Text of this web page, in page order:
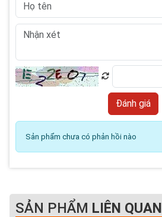
Sản phẩm chưa có phản hồi nào
SẢN PHẨM LIÊN QUAN